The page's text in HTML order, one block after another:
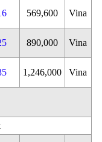
569,600 Vina
890,000 Vina
1,246,000 Vina